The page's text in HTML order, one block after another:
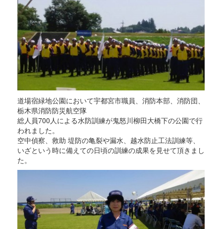
道場宿緑地公園において宇都宮市職員、消防本部、消防団、
栃木県消防防災航空隊
総人員700人による水防訓練が鬼怒川柳田大橋下の公園で行
われました。
空中偵察、救助 堤防の亀裂や漏水、越水防止工法訓練等、
いざという時に備えての日頃の訓練の成果を見せて頂きまし
た。